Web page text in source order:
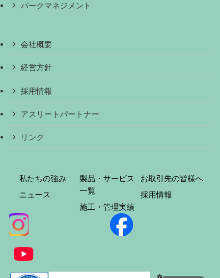
パークマネジメント
会社概要
経営方針
採用情報
アスリートパートナー
リンク
私たちの強み
ニュース
製品・サービス
一覧
施工・管理実績
お取引先の皆様へ
採用情報